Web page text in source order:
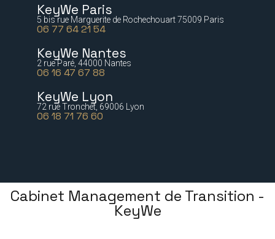
KeyWe Paris
5 bis rue Marguerite de Rochechouart 75009 Paris
06 77 64 21 54
KeyWe Nantes
2 rue Paré, 44000 Nantes
06 16 47 67 88
KeyWe Lyon
72 rue Tronchet, 69006 Lyon
06 18 71 76 60
Cabinet Management de Transition -
KeyWe